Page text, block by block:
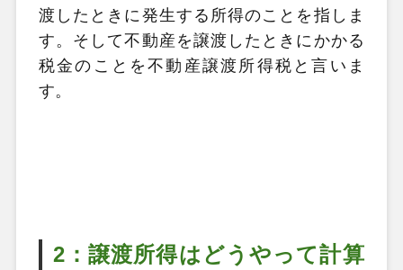
渡したときに発生する所得のことを指しま
す。そして不動産を譲渡したときにかかる
税金のことを不動産譲渡所得税と言いま
す。
2：譲渡所得はどうやって計算